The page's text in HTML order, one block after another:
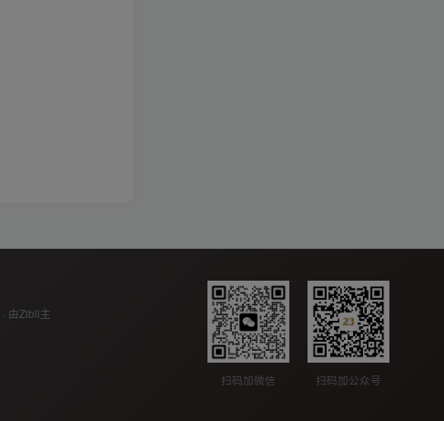
· 由Zibll主
扫码加微信 扫码加公众号